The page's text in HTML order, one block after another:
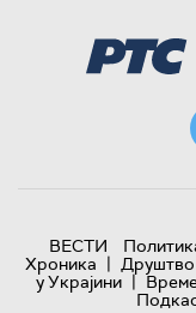
ВЕСТИ
Хроника | Друштво
у Украјини |